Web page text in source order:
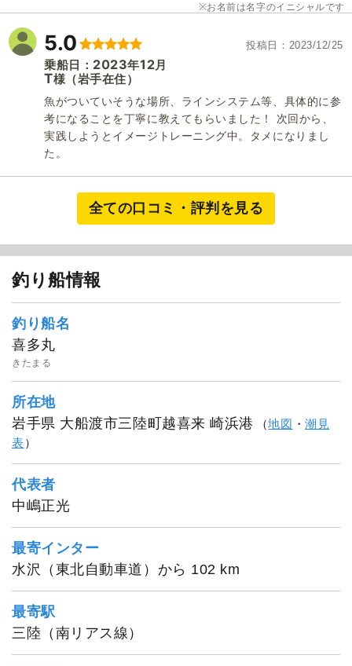
お名前は名字のイニシャルです
5.0 投稿日 2023/12/25
乗船日： 2023年12月
T様 （岩手在住）
魚がついていそうな場所、ラインシステム等、具体的に参
考になることを丁寧に教えてもらいました！ 次回から、
実践しようとイメージトレーニング中。タメになりまし
た。
全ての口コミ・評判を見る
釣り船情報
釣り船名
喜多丸
きたまる
所在地
岩手県 大船渡市三陸町越喜来 崎浜港
（地図 ・潮見
表）
代表者
中嶋正光
最寄インター
水沢（東北自動車道）から 102 km
最寄駅
三陸（南リアス線）